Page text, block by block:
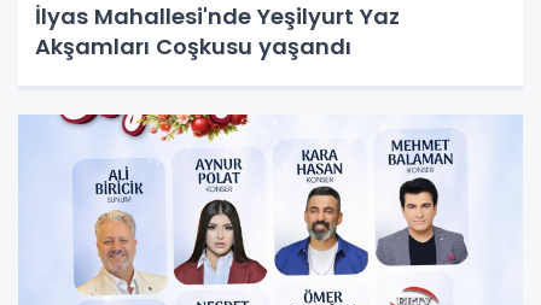
İlyas Mahallesi'nde Yeşilyurt Yaz
Akşamları Coşkusu yaşandı